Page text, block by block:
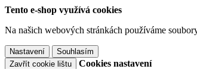
Tento e-shop využívá cookies
Na našich webových stránkách používáme
Nastavení
Souhlasím
Zavřít cookie lištu
Cookies nastavení